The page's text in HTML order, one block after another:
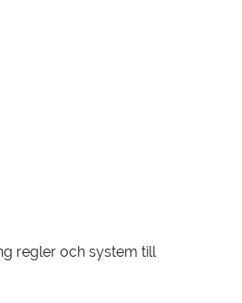
regler och system till